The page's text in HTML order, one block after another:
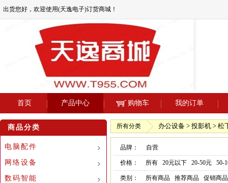
出货您好，欢迎使用(天逸电子)订货商城！
首页 产品中心 购物车 我的订单
商品分类
电脑配件
网络设备
数码智能
所有分类 办公设备 > 投影机 > 松
品牌： 自营
价格： 所有 20元以下 20-50元 50-
类别： 所有商品 推荐商品 促销商品